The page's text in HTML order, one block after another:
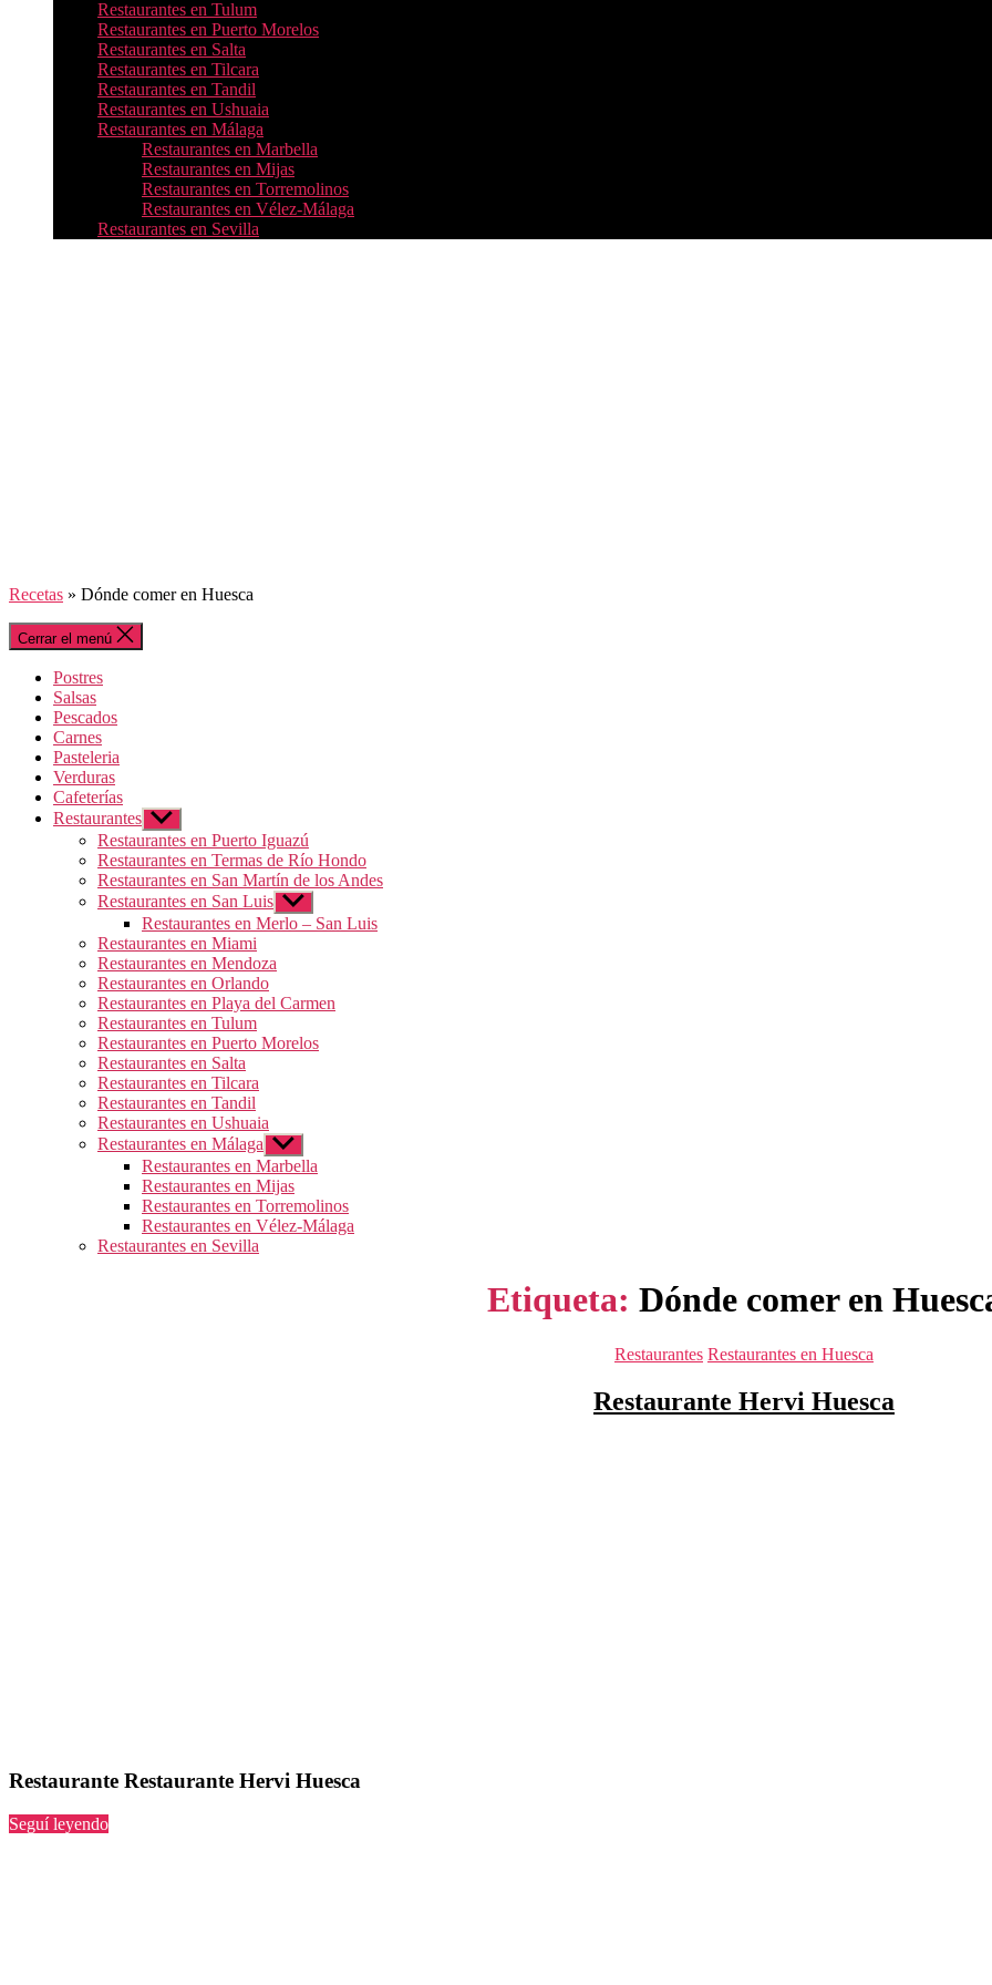
Restaurantes en Tulum
Restaurantes en Puerto Morelos
Restaurantes en Salta
Restaurantes en Tilcara
Restaurantes en Tandil
Restaurantes en Ushuaia
Restaurantes en Málaga
Restaurantes en Marbella
Restaurantes en Mijas
Restaurantes en Torremolinos
Restaurantes en Vélez-Málaga
Restaurantes en Sevilla
Recetas » Dónde comer en Huesca
Cerrar el menú
Postres
Salsas
Pescados
Carnes
Pasteleria
Verduras
Cafeterías
Restaurantes Mostrar
el
submenú
Restaurantes en Puerto Iguazú
Restaurantes en Termas de Río Hondo
Restaurantes en San Martín de los Andes
Restaurantes en San Luis Mostrar
el
submenú
Restaurantes en Merlo – San Luis
Restaurantes en Miami
Restaurantes en Mendoza
Restaurantes en Orlando
Restaurantes en Playa del Carmen
Restaurantes en Tulum
Restaurantes en Puerto Morelos
Restaurantes en Salta
Restaurantes en Tilcara
Restaurantes en Tandil
Restaurantes en Ushuaia
Restaurantes en Málaga Mostrar
el
submenú
Restaurantes en Marbella
Restaurantes en Mijas
Restaurantes en Torremolinos
Restaurantes en Vélez-Málaga
Restaurantes en Sevilla
Etiqueta: Dónde comer en
Categorías
Restaurantes Restaurantes en Huesca
Restaurante Hervi Huesca
Restaurante Restaurante Hervi Huesca
Seguí leyendo“Restaurante